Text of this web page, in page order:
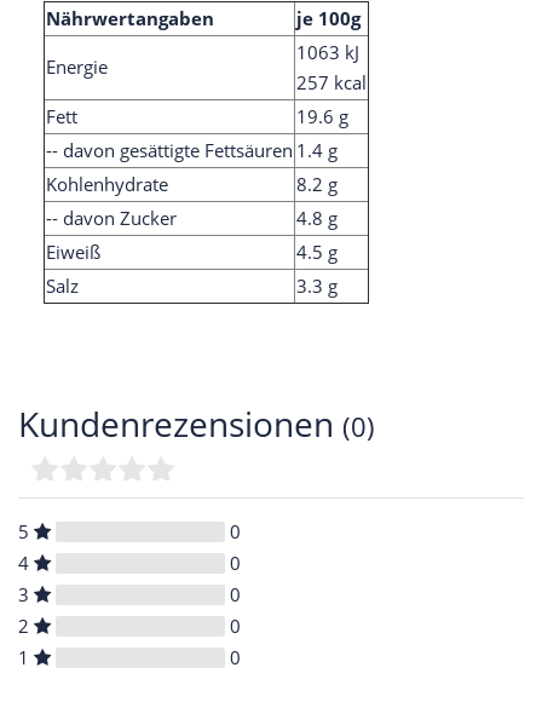
Nährwertangaben
je 100g
Energie
1063 kJ
257 kcal
Fett
19.6 g
-- davon gesättigte Fettsäuren 1.4 g
Kohlenhydrate
8.2 g
-- davon Zucker
4.8 g
Eiweiß
4.5 g
Salz
3.3 g
Kundenrezensionen (0)
5
0
4
0
3
0
2
0
1
0